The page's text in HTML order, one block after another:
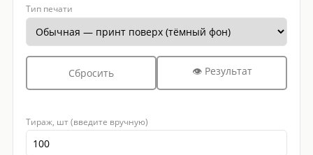
Тип печати
Сбросить 👁 Результат
Тираж, шт (введите вручную)